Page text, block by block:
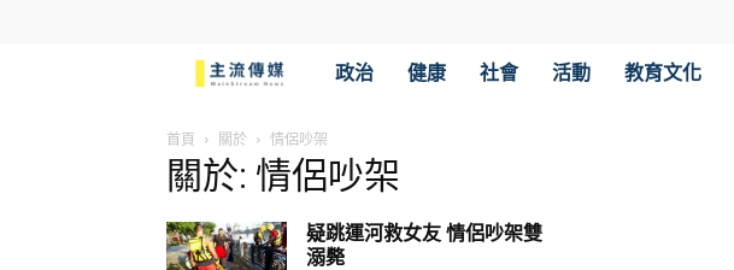
流
傳
媒
政治 健康 社會 活動 教育文化
首頁 關於 情侶吵架
關於: 情侶吵架
疑跳運河救女友 情侶吵架雙
溺斃